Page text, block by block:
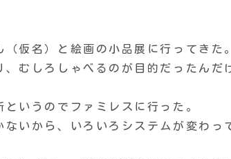
仮名）と絵画の小品展に行ってきた。
むしろしゃべるのが目的だったんだ
いうのでファミレスに行った。
いから、いろいろシステムが変わっ